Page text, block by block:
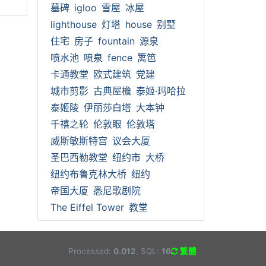
墓碑 igloo 雪屋 冰屋
lighthouse 灯塔 house 别墅
住宅 房子 fountain 源泉
喷水池 喷泉 fence 篱笆
卡通教堂 欧式建筑 党建
城市剪影 古典屋檐 泰姬·玛哈拉
泰姬陵 伊丽莎白塔 大本钟
千禧之轮 伦敦眼 伦敦塔
威斯敏斯特宫 议会大厦
圣巴西勒教堂 纽约市 大桥
纽约布鲁克林大桥 纽约
帝国大厦 悉尼歌剧院
The Eiffel Tower 教堂
Processed: 0.012, SQL: 16 繁體